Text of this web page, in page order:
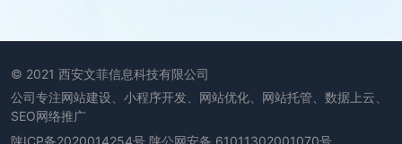
© 2021 西安文菲信息科技有限公司
公司专注网站建设、小程序开发、网站优化、网站托管、数据上云、
SEO网络推广